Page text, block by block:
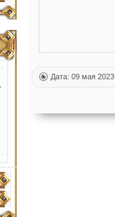
Дата: 09 мая 2023